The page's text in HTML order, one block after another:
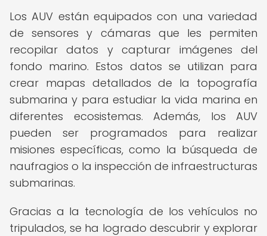
Los AUV están equipados con una variedad
de sensores y cámaras que les permiten
recopilar datos y capturar imágenes del
fondo marino. Estos datos se utilizan para
crear mapas detallados de la topografía
submarina y para estudiar la vida marina en
diferentes ecosistemas. Además, los AUV
pueden ser programados para realizar
misiones específicas, como la búsqueda de
naufragios o la inspección de infraestructuras
submarinas.
Gracias a la tecnología de los vehículos no
tripulados, se ha logrado descubrir y explorar